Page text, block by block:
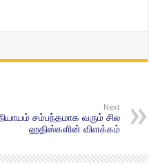
Next
சம்பந்தமாக வரும் சில
ஹதிஸ்களின் விளக்கம்